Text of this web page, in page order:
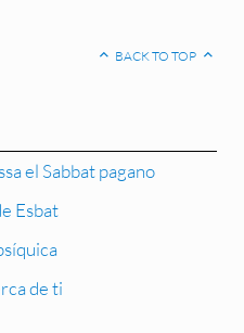
BACK TO TOP
el Sabbat pagano
Esbat
de ti